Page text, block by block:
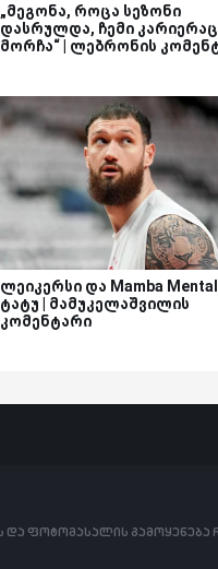
„მეგონა, როცა სეზონი
დასრულდა, ჩემი კარიერაც
მორჩა“ | ლებრონის
ლეიკერსი და Mamba
ტატუ | მამუკელაშვილის
კომენტარი
და ფოტომასალის